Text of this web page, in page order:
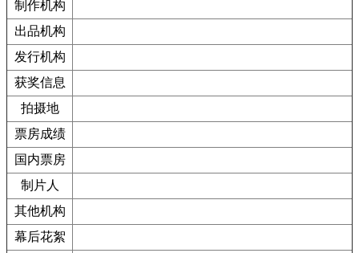
制作机构
出品机构
发行机构
获奖信息
拍摄地
票房成绩
国内票房
制片人
其他机构
幕后花絮